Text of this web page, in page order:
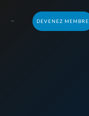
DEVENEZ MEMBRE